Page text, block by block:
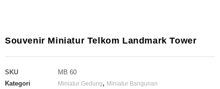
Souvenir Miniatur Telkom Landmark Tower
SKU
MB 60
Kategori
Miniatur Gedung, Miniatur Bangunan